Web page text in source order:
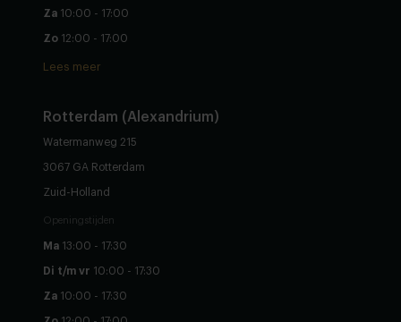
Za 10:00 - 17:00
Zo 12:00 - 17:00
Lees meer
Rotterdam (Alexandrium)
Watermanweg 215
3067 GA Rotterdam
Zuid-Holland
Openingstijden
Ma 13:00 - 17:30
Di t/m vr 10:00 - 17:30
Za 10:00 - 17:30